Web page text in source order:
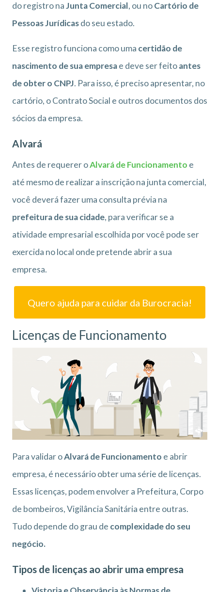
do registro naJunta Comercial, ou noCartório de
Pessoas Jurídicasdo seu estado.
Esse registro funciona como uma certidão de
nascimento de sua empresae deve ser feitoantes
de obter o CNPJ. Para isso, é preciso apresentar, no
cartório, o Contrato Social e outros documentos dos
sócios da empresa.
Alvará
Antes de requerer oAlvará de Funcionamento e
até mesmo de realizar a inscrição na junta comercial,
você deverá fazer uma consulta prévia na
prefeitura de sua cidade, para verificar se a
atividade empresarial escolhida por você pode ser
exercida no local onde pretende abrir a sua
empresa.
Quero ajuda para cuidar da Burocracia!
Licenças de Funcionamento
Para validar oAlvará de Funcionamento e abrir
empresa, é necessário obter uma série de licenças.
Essas licenças, podem envolver a Prefeitura, Corpo
de bombeiros, Vigilância Sanitária entre outras.
Tudo depende do grau de complexidade do seu
negócio.
Tipos de licenças ao abrir uma empresa